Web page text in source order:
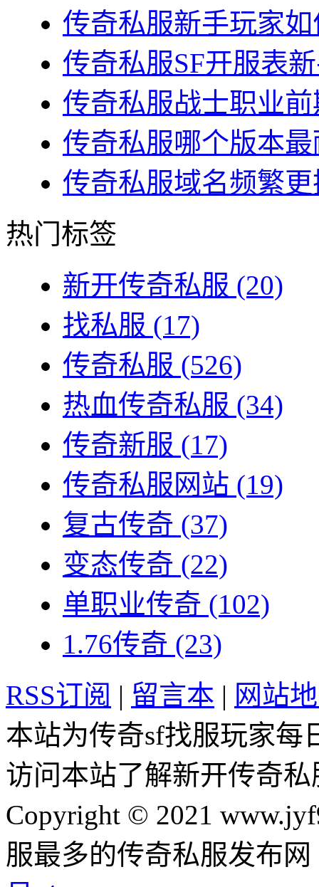
传奇私服新手玩家
传奇私服SF开服表
传奇私服战士职业
传奇私服哪个版本
传奇私服域名频繁
热门标签
新开传奇私服 (20)
找私服 (17)
传奇私服 (526)
热血传奇私服 (34)
传奇新服 (17)
传奇私服网站 (19)
复古传奇 (37)
变态传奇 (22)
单职业传奇 (102)
1.76传奇 (23)
RSS订阅 | 留言本 | 网站
本站为传奇sf找服玩家每
访问本站了解新开传奇
Copyright © 2021
服最多的传奇私服发布